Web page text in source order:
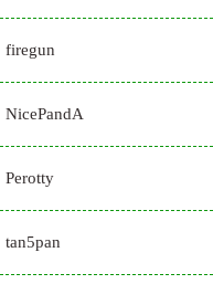
firegun
NicePandA
Perotty
tan5pan